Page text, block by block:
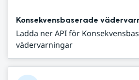
Konsekvensbaserade
Ladda ner API för
vädervarningar